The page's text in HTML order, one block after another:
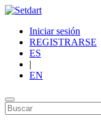
Iniciar sesión
REGISTRARSE
ES
|
EN